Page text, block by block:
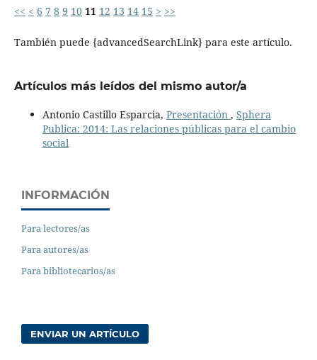
<< < 6 7 8 9 10 11 12 13 14 15 > >>
También puede {advancedSearchLink} para este artículo.
Artículos más leídos del mismo autor/a
Antonio Castillo Esparcia, Presentación , Sphera
Publica: 2014: Las relaciones públicas para el cambio
social
INFORMACIÓN
Para lectores/as
Para autores/as
Para bibliotecarios/as
ENVIAR UN ARTÍCULO